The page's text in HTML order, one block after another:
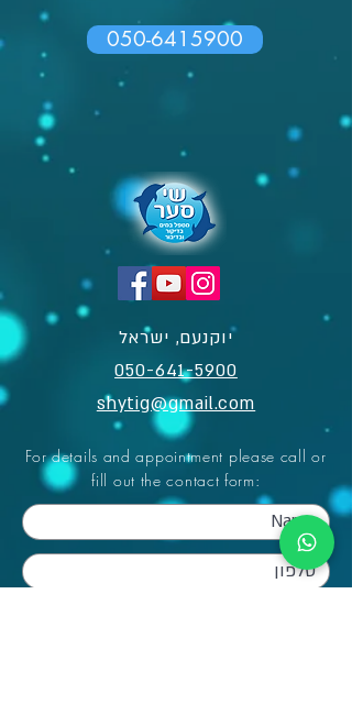
050-6415900
For details and appointment please call or
fill out the contact form:
יוקנעם, ישראל
050-641-5900​
shytig@gmail.com